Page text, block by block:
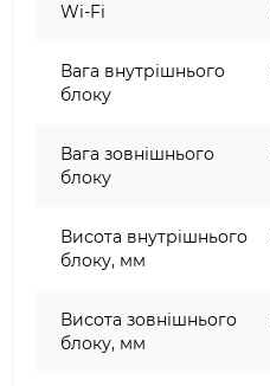
Wi-Fi
Вага внутрішнього
блоку
Вага зовнішнього
блоку
Висота внутрішнього
блоку, мм
Висота зовнішнього
блоку, мм